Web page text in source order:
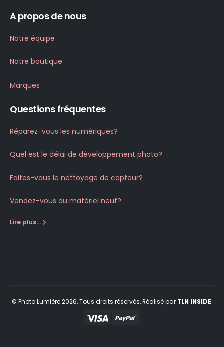
A propos de nous
Notre équipe
Notre boutique
Marques
Questions fréquentes
Réparez-vous les numériques?
Quel est le délai de développement photo?
Faites-vous le nettoyage de capteur?
Vendez-vous du matériel neuf?
Lire plus...
© Photo Lumière 2026. Tous droits réservés. Réalisé par TLN INSIDE.